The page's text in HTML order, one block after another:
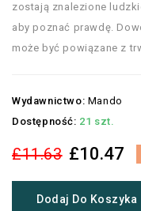
zostają znalezione
aby poznać prawdę.
może być powiązane z
Wydawnictwo: Mando
Dostępność: 21 szt.
£11.63 £10.47
Dodaj Do Koszyka